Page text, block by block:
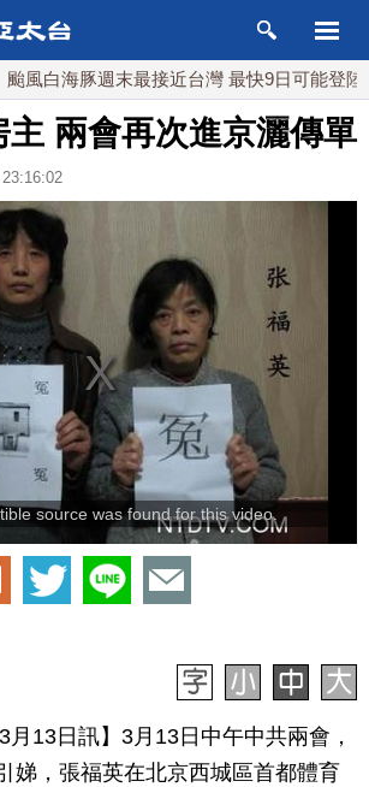
白海豚週末最接近台灣 最快9日可能登陸中國
主 兩會再次進京灑傳單
source was found for this video.
月13日訊】3月13日中午中共兩會，
娣，張福英在北京西城區首都體育